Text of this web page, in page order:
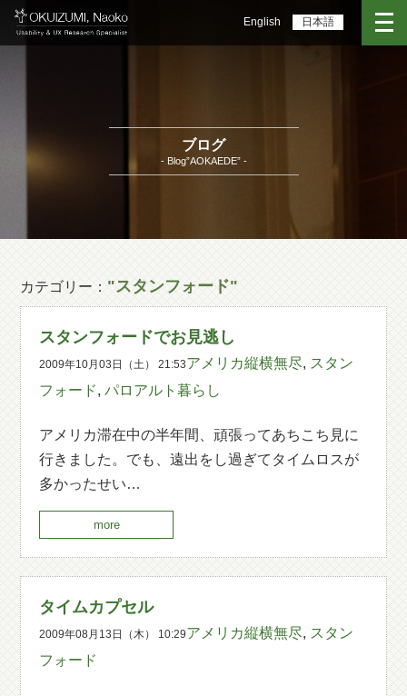
English 日本語
ブログ
- Blog”AOKAEDE” -
カテゴリー： "スタンフォード"
スタンフォードでお見逃し
2009年10月03日（土） 21:53アメリカ縦横無尽, スタン
フォード,パロアルト暮らし
アメリカ滞在中の半年間、頑張ってあちこち見に
行きました。でも、遠出をし過ぎてタイムロスが
多かったせい…
more
タイムカプセル
2009年08月13日（木） 10:29アメリカ縦横無尽, スタン
フォード